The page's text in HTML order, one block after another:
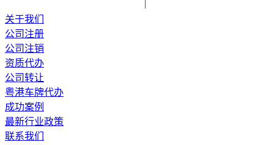
关于我们
公司注册
公司注销
资质代办
公司转让
粤港车牌代办
成功案例
最新行业政策
联系我们